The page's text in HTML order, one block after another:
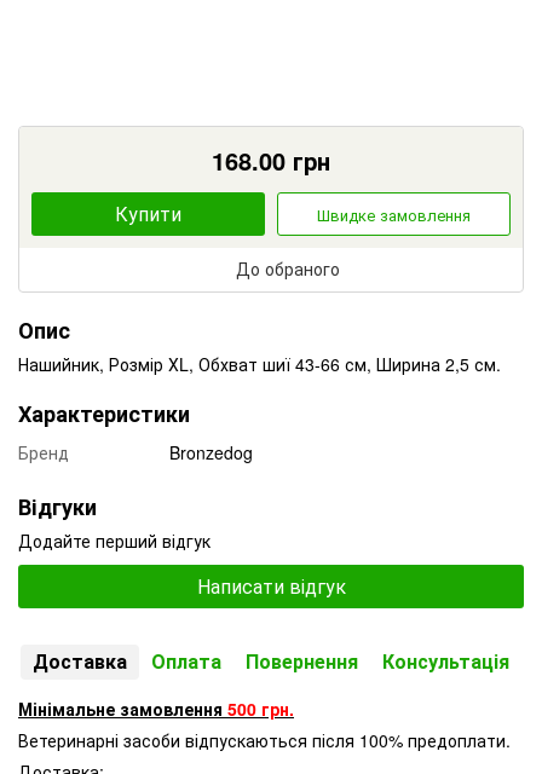
168.00 грн
Купити Швидке замовлення
До обраного
Опис
Нашийник, Розмір ХL, Обхват шиї 43-66 см, Ширина 2,5 см.
Характеристики
Бренд Bronzedog
Відгуки
Додайте перший відгук
Написати відгук
Доставка Оплата Повернення Консультація
Мінімальне замовлення 500 грн.
Ветеринарні засоби відпускаються після 100% предоплати.